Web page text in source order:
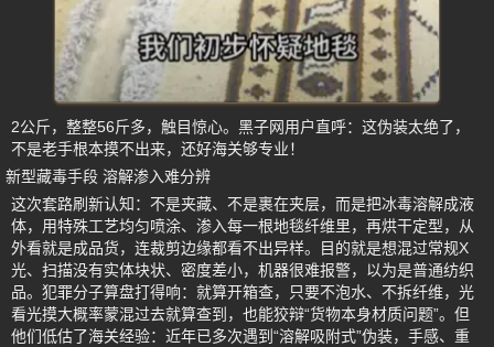
2公斤，整整56斤多，触目惊心。黑子网用户直呼：这伪装太绝了，
不是老手根本摸不出来，还好海关够专业！
新型藏毒手段 溶解渗入难分辨
这次套路刷新认知：不是夹藏、不是裹在夹层，而是把冰毒溶解成液
体，用特殊工艺均匀喷涂、渗入每一根地毯纤维里，再烘干定型，从
外看就是成品货，连裁剪边缘都看不出异样。目的就是想混过常规X
光、扫描没有实体块状、密度差小，机器很难报警，以为是普通纺织
品。犯罪分子算盘打得响：就算开箱查，只要不泡水、不拆纤维，光
看光摸大概率蒙混过去就算查到，也能狡辩“货物本身材质问题”。但
他们低估了海关经验：近年已多次遇到“溶解吸附式”伪装，手感、重